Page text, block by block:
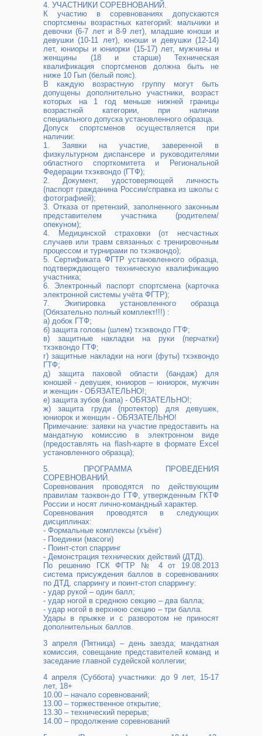
4. УЧАСТНИКИ СОРЕВНОВАНИЙ.
К участию в соревнованиях допускаются
спортсмены возрастных категорий: мальчики и
девочки (6-7 лет и 8-9 лет), младшие юноши и
девушки (10-11 лет), юноши и девушки (12-14)
лет, юниоры и юниорки (15-17) лет, мужчины и
женщины (18 и старше) Техническая
квалификация спортсменов должна быть не
ниже 10 Гып (белый пояс).
В каждую возрастную группу могут быть
допущены дополнительно участники, возраст
которых на 1 год меньше нижней границы
возрастной категории, при наличии
специального допуска установленного образца.
Допуск спортсменов осуществляется при
наличии:
1. Заявки на участие, заверенной в
физкультурном диспансере и руководителями
областного спорткомитета и Региональной
Федерации тхэквондо (ГТФ);
2. Документ, удостоверяющей личность
(паспорт гражданина России/справка из школы с
фотографией);
3. Отказа от претензий, заполненного законным
представителем участника (родителем/
опекуном);
4. Медицинской страховки (от несчастных
случаев или травм связанных с тренировочным
процессом и турнирами по тхэквондо);
5. Сертификата ФГТР установленного образца,
подтверждающего техническую квалификацию
участника;
6. Электронный паспорт спортсмена (карточка
электронной системы учёта ФГТР);
7. Экипировка установленного образца
(Обязательно полный комплект!!!) :
а) добок ГТФ;
б) защита головы (шлем) тхэквондо ГТФ;
в) защитные накладки на руки (перчатки)
тхэквондо ГТФ;
г) защитные накладки на ноги (футы) тхэквондо
ГТФ;
д) защита паховой области (бандаж) для
юношей - девушек, юниоров – юниорок, мужчин
и женщин - ОБЯЗАТЕЛЬНО!;
е) защита зубов (капа) - ОБЯЗАТЕЛЬНО!;
ж) защита груди (протектор) для девушек,
юниорок и женщин - ОБЯЗАТЕЛЬНО!
Примечание: заявки на участие предоставить на
мандатную комиссию в электронном виде
(предоставлять на flash-карте в формате Excel
установленного образца);
5. ПРОГРАММА ПРОВЕДЕНИЯ
СОРЕВНОВАНИЙ.
Соревнования проводятся по действующим
правилам таэквон-до ГТФ, утвержденным ГКТФ
России и носят лично-командный характер.
Соревнования проводятся в следующих
дисциплинах:
- Формальные комплексы (хъёнг)
- Поединки (масоги)
- Поинт-стоп спарринг
- Демонстрация технических действий (ДТД).
По решению ГСК ФГТР № 4 от 19.08.2013
система присуждения баллов в соревнованиях
по ДТД, спаррингу и поинт-стоп спаррингу:
- удар рукой – один балл;
- удар ногой в среднюю секцию – два балла;
- удар ногой в верхнюю секцию – три балла.
Удары в прыжке и с разворотом не приносят
дополнительных баллов.
3 апреля (Пятница) – день заезда; мандатная
комиссия, совещание представителей команд и
заседание главной судейской коллегии;
4 апреля (Суббота) участники: до 9 лет, 15-17
лет, 18+
10.00 – начало соревнований;
13.00 – торжественное открытие;
13.30 – технический перерыв;
14.00 – продолжение соревнований